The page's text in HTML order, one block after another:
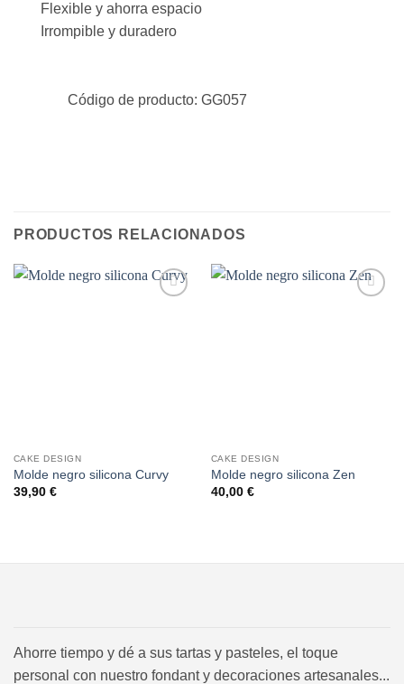
Flexible y ahorra espacio
Irrompible y duradero
Código de producto: GG057
PRODUCTOS RELACIONADOS
CAKE DESIGN
Molde negro silicona Curvy
39,90 €
CAKE DESIGN
Molde negro silicona Zen
40,00 €
Ahorre tiempo y dé a sus tartas y pasteles, el toque
personal con nuestro fondant y decoraciones artesanales...